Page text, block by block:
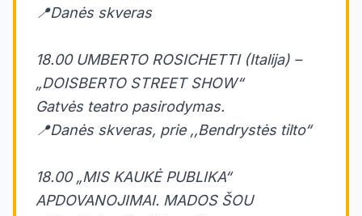
📍Danės skveras
18.00 UMBERTO ROSICHETTI (Italija) –
„DOISBERTO STREET SHOW“
Gatvės teatro pasirodymas.
📍Danės skveras, prie ,,Bendrystės tilto“
18.00 „MIS KAUKĖ PUBLIKA“
APDOVANOJIMAI. MADOS ŠOU